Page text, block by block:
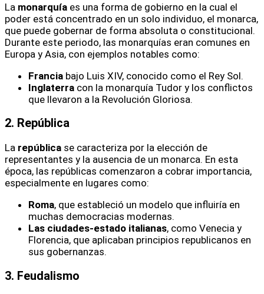
La monarquía es una forma de gobierno en la cual el
poder está concentrado en un solo individuo, el monarca,
que puede gobernar de forma absoluta o constitucional.
Durante este periodo, las monarquías eran comunes en
Europa y Asia, con ejemplos notables como:
Francia bajo Luis XIV, conocido como el Rey Sol.
Inglaterra con la monarquía Tudor y los conflictos
que llevaron a la Revolución Gloriosa.
2. República
La república se caracteriza por la elección de
representantes y la ausencia de un monarca. En esta
época, las repúblicas comenzaron a cobrar importancia,
especialmente en lugares como:
Roma, que estableció un modelo que influiría en
muchas democracias modernas.
Las ciudades-estado italianas, como Venecia y
Florencia, que aplicaban principios republicanos en
sus gobernanzas.
3. Feudalismo